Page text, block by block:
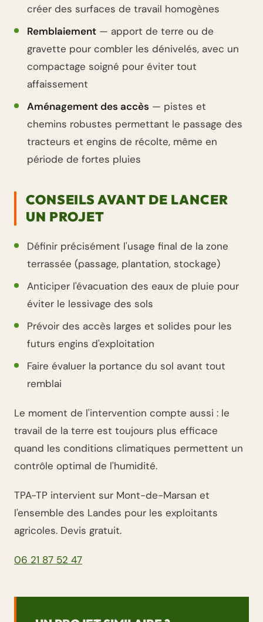
créer des surfaces de travail homogènes
Remblaiement — apport de terre ou de
gravette pour combler les dénivelés, avec un
compactage soigné pour éviter tout
affaissement
Aménagement des accès — pistes et
chemins robustes permettant le passage des
tracteurs et engins de récolte, même en
période de fortes pluies
CONSEILS AVANT DE LANCER
UN PROJET
Définir précisément l'usage final de la zone
terrassée (passage, plantation, stockage)
Anticiper l'évacuation des eaux de pluie pour
éviter le lessivage des sols
Prévoir des accès larges et solides pour les
futurs engins d'exploitation
Faire évaluer la portance du sol avant tout
remblai
Le moment de l'intervention compte aussi : le
travail de la terre est toujours plus efficace
quand les conditions climatiques permettent un
contrôle optimal de l'humidité.
TPA-TP intervient sur Mont-de-Marsan et
l'ensemble des Landes pour les exploitants
agricoles. Devis gratuit.
06 21 87 52 47